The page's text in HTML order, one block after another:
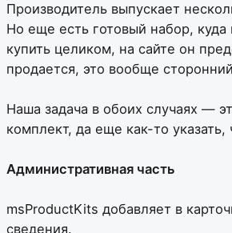
Производитель выпускает
Но еще есть готовый набор,
купить целиком, на сайте он
продается, это вообще
Наша задача в обоих случаях —
комплект, да еще как-то
Административная часть
msProductKits добавляет в
сведения.